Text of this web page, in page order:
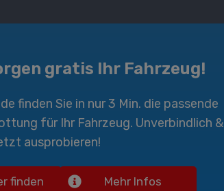
gratis Ihr Fahrzeug!
finden Sie in nur 3 Min. die passende
für Ihr Fahrzeug. Unverbindlich &
ausprobieren!
finden Mehr Infos